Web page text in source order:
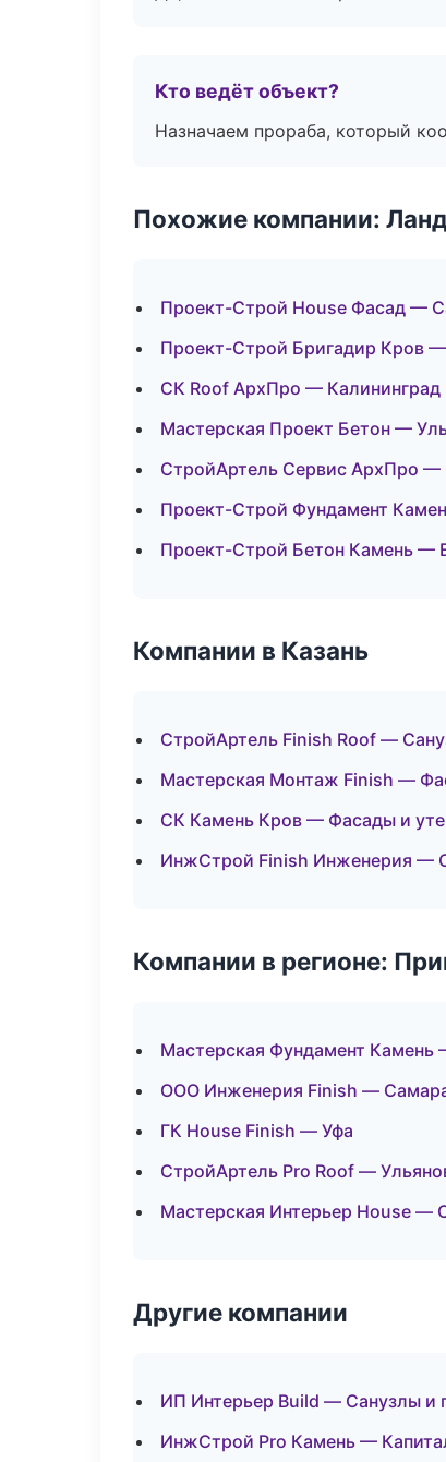
Кто ведёт объект?
Назначаем прораба, который
Похожие компании:
Проект-Строй House Фасад —
Проект-Строй Бригадир Кров
СК Roof АрхПро — Калининград
Мастерская Проект Бетон —
СтройАртель Сервис АрхПро —
Проект-Строй Фундамент
Проект-Строй Бетон Камень —
Компании в Казань
СтройАртель Finish Roof —
Мастерская Монтаж Finish —
СК Камень Кров — Фасады и
ИнжСтрой Finish Инженерия —
Компании в регионе:
Мастерская Фундамент Камень
ООО Инженерия Finish —
ГК House Finish — Уфа
СтройАртель Pro Roof —
Мастерская Интерьер House —
Другие компании
ИП Интерьер Build — Санузлы и
ИнжСтрой Pro Камень —